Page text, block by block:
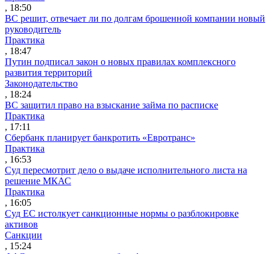
, 18:50
ВС решит, отвечает ли по долгам брошенной компании новый
руководитель
Практика
, 18:47
Путин подписал закон о новых правилах комплексного
развития территорий
Законодательство
, 18:24
ВС защитил право на взыскание займа по расписке
Практика
, 17:11
Сбербанк планирует банкротить «Евротранс»
Практика
, 16:53
Суд пересмотрит дело о выдаче исполнительного листа на
решение МКАС
Практика
, 16:05
Суд ЕС истолкует санкционные нормы о разблокировке
активов
Санкции
, 15:24